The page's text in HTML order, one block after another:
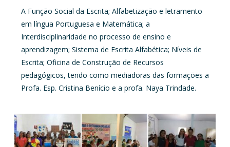
A Função Social da Escrita; Alfabetização e letramento
em língua Portuguesa e Matemática; a
Interdisciplinaridade no processo de ensino e
aprendizagem; Sistema de Escrita Alfabética; Níveis de
Escrita; Oficina de Construção de Recursos
pedagógicos, tendo como mediadoras das formações a
Profa. Esp. Cristina Benício e a profa. Naya Trindade.